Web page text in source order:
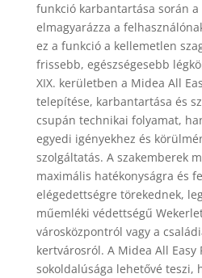
funkció karbantartása során a
elmagyarázza a
ez a funkció a kellemetlen
frissebb, egészségesebb
XIX. kerületben a Midea All
telepítése, karbantartása és
csupán technikai folyamat,
egyedi igényekhez és
szolgáltatás. A szakemberek
maximális hatékonyságra és
elégedettségre törekednek,
műemléki védettségű
városközpontról vagy a
kertvárosról. A Midea All Easy
sokoldalúsága lehetővé teszi,